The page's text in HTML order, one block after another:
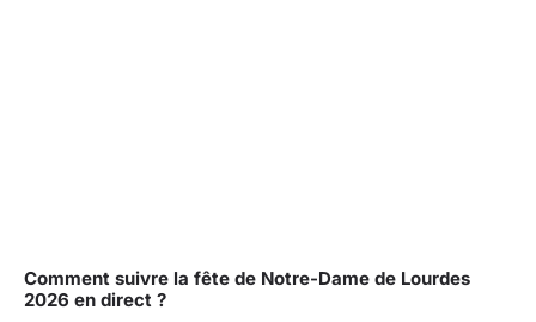
Comment suivre la fête de Notre-Dame de Lourdes
2026 en direct ?